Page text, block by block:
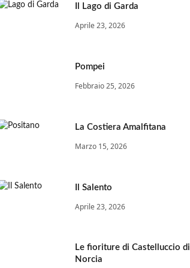
Il Lago di Garda
Aprile 23, 2026
Pompei
Febbraio 25, 2026
La Costiera Amalfitana
Marzo 15, 2026
Il Salento
Aprile 23, 2026
Le fioriture di Castelluccio di
Norcia